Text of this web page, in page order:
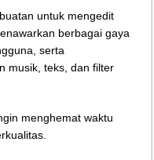
untuk mengedit
berbagai gaya
serta
musik, teks, dan filter
menghemat waktu